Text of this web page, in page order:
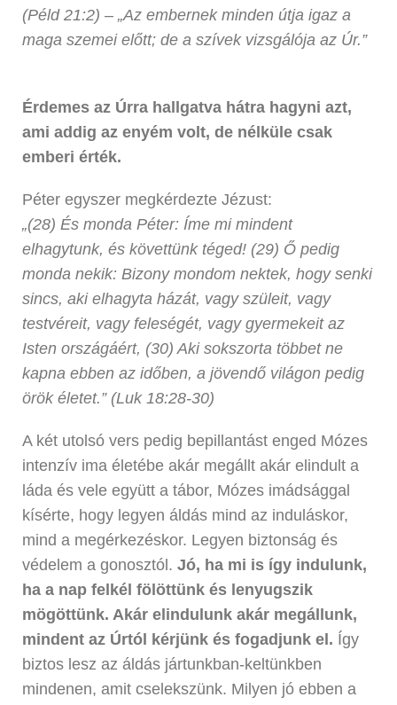
(Péld 21:2) – „Az embernek minden útja igaz a
maga szemei előtt; de a szívek vizsgálója az Úr.”
Érdemes az Úrra hallgatva hátra hagyni azt,
ami addig az enyém volt, de nélküle csak
emberi érték.
Péter egyszer megkérdezte Jézust:
„(28) És monda Péter: Íme mi mindent
elhagytunk, és követtünk téged! (29) Ő pedig
monda nekik: Bizony mondom nektek, hogy senki
sincs, aki elhagyta házát, vagy szüleit, vagy
testvéreit, vagy feleségét, vagy gyermekeit az
Isten országáért, (30) Aki sokszorta többet ne
kapna ebben az időben, a jövendő világon pedig
örök életet.” (Luk 18:28-30)
A két utolsó vers pedig bepillantást enged Mózes
intenzív ima életébe akár megállt akár elindult a
láda és vele együtt a tábor, Mózes imádsággal
kísérte, hogy legyen áldás mind az induláskor,
mind a megérkezéskor. Legyen biztonság és
védelem a gonosztól. Jó, ha mi is így indulunk,
ha a nap felkél fölöttünk és lenyugszik
mögöttünk. Akár elindulunk akár megállunk,
mindent az Úrtól kérjünk és fogadjunk el. Így
biztos lesz az áldás jártunkban-keltünkben
mindenen, amit cselekszünk. Milyen jó ebben a